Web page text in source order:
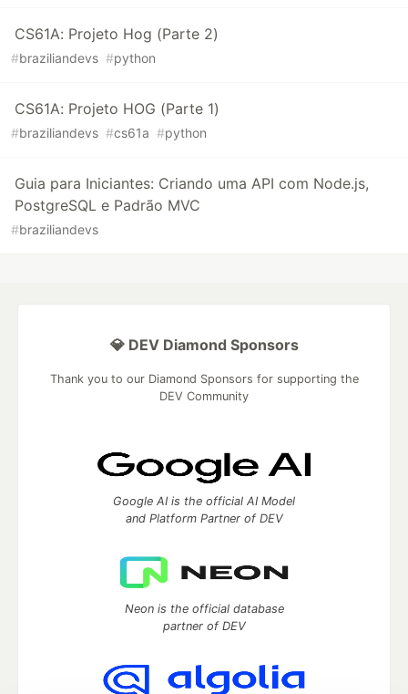
CS61A: Projeto Hog (Parte 2)
#braziliandevs #python
CS61A: Projeto HOG (Parte 1)
#braziliandevs #cs61a #python
Guia para Iniciantes: Criando uma API com Node.js,
PostgreSQL e Padrão MVC
#braziliandevs
💎 DEV Diamond Sponsors
Thank you to our Diamond Sponsors for supporting the
DEV Community
Google AI is the official AI Model
and Platform Partner of DEV
Neon is the official database
partner of DEV